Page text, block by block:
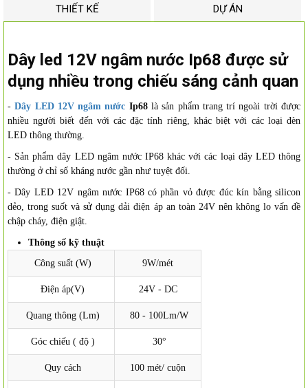
THIẾT KẾ DỰ ÁN
Dây led 12V ngâm nước Ip68 được sử
dụng nhiều trong chiếu sáng cảnh quan
-Dây LED 12V ngâm nước Ip68là sản phẩm trang trí ngoài trời được
nhiều người biết đến với các đặc tính riêng, khác biệt với các loại đèn
LED thông thường.
- Sản phẩm dây LED ngâm nước IP68 khác với các loại dây LED thông
thường ở chỉ số kháng nước gần như tuyệt đối.
- Dây LED 12V ngâm nước IP68 có phần vỏ được đúc kín bằng silicon
dẻo, trong suốt và sử dụng dải điện áp an toàn 24V nên không lo vấn đề
chập cháy, điện giật.
Thông số kỹ thuật
Công suất (W)
9W/mét
Điện áp(V) 24V - DC
Quang thông (Lm) 80 - 100Lm/W
Góc chiếu ( độ ) 30°
Quy cách 100 mét/ cuộn